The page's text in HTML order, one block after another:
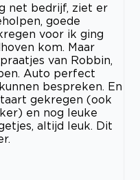
net bedrijf, ziet er
goede
voor ik ging
kom. Maar
van Robbin,
Auto perfect
bespreken. En
gekregen (ook
en nog leuke
altijd leuk. Dit